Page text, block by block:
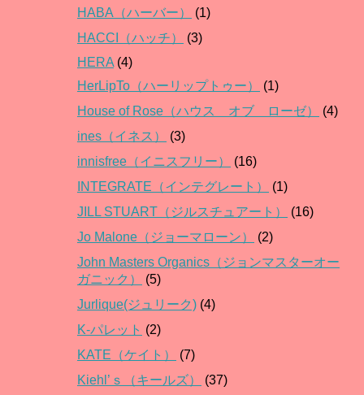
HABA（ハーバー）
(1)
HACCI（ハッチ）
(3)
HERA (4)
HerLipTo（ハーリップトゥー）
(1)
House of Rose（ハウス オブ ローゼ）
(4)
ines（イネス）
(3)
innisfree（イニスフリー）
(16)
INTEGRATE（インテグレート）
(1)
JILL STUART（ジルスチュアート）
(16)
Jo Malone（ジョーマローン）
(2)
John Masters Organics（ジョンマスターオー
ガニック）
(5)
Jurlique(ジュリーク) (4)
K-パレット (2)
KATE（ケイト）
(7)
Kiehl’ｓ（キールズ）
(37)